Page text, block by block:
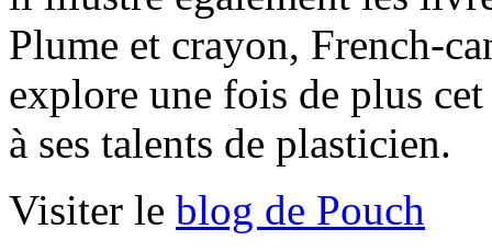
Plume et crayon, French-
explore une fois de plus
à ses talents de plasticien.
Visiter le blog de Pouch